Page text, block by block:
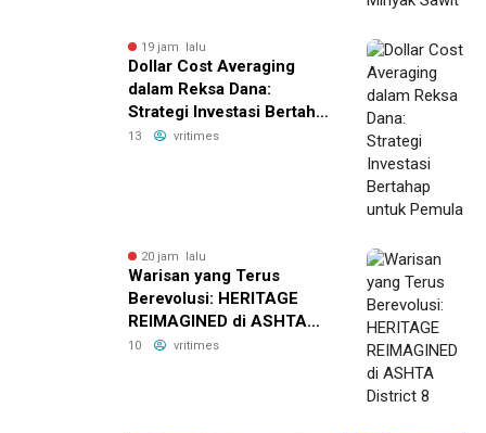
19 jam lalu
Dollar Cost Averaging
dalam Reksa Dana:
Strategi Investasi Bertahap
untuk Pemula
13 vritimes
20 jam lalu
Warisan yang Terus
Berevolusi: HERITAGE
REIMAGINED di ASHTA
District 8
10 vritimes